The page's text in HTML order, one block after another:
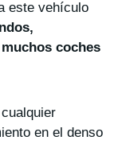
este vehículo
coches
en el denso